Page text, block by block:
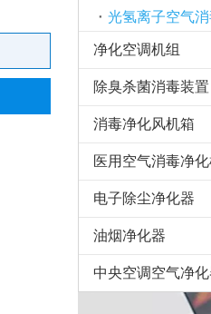
光氢离子空气
净化空调机组
除臭杀菌消毒装置
消毒净化风机箱
医用空气消毒净
电子除尘净化器
油烟净化器
中央空调空气净